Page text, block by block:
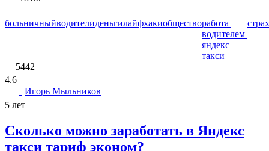
больничныйводителиденьгилайфхакиобществоработа
водителем
яндекс
такси
5442
4.6
Игорь Мыльников
5 лет
Сколько можно заработать в Яндекс
такси тариф эконом?